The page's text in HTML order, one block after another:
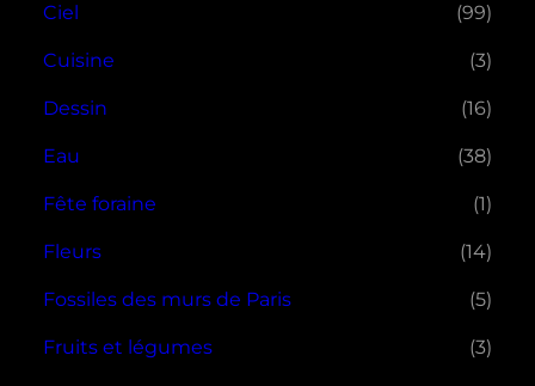
Ciel (99)
Cuisine (3)
Dessin (16)
Eau (38)
Fête foraine (1)
Fleurs (14)
Fossiles des murs de Paris (5)
Fruits et légumes (3)